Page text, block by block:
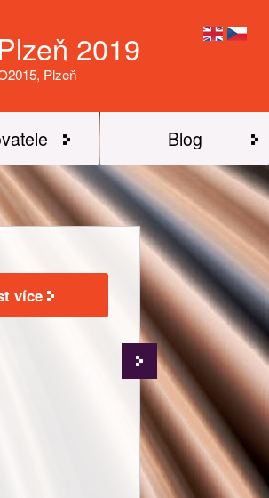
2019
Plzeň
Blog
více